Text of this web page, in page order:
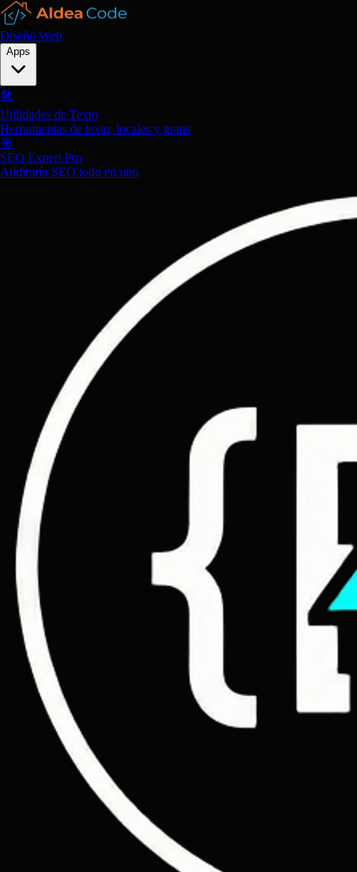
Diseño Web
Apps
🛠️
Utilidades de Texto
Herramientas de texto, locales y gratis
🎯
SEO Expert Pro
Auditoría SEO todo en uno